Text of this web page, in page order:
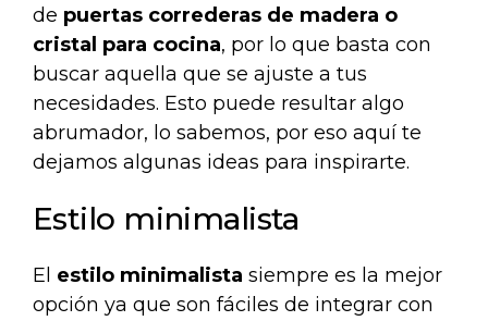
de puertas correderas de madera o
cristal para cocina, por lo que basta con
buscar aquella que se ajuste a tus
necesidades. Esto puede resultar algo
abrumador, lo sabemos, por eso aquí te
dejamos algunas ideas para inspirarte.
Estilo minimalista
El estilo minimalista siempre es la mejor
opción ya que son fáciles de integrar con